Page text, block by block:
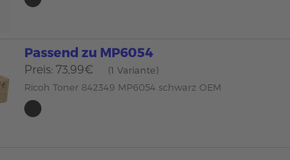
Passend zu MP6054
Preis: 73,99€
(1 Variante)
Ricoh Toner 842349 MP6054 schwarz OEM